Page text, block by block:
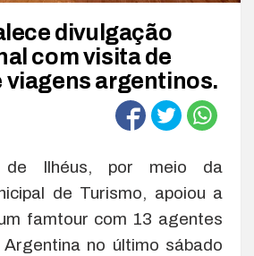
divulgação
com visita de
viagens argentinos.
de Ilhéus, por meio da
de Turismo, apoiou a
famtour com 13 agentes
no último sábado